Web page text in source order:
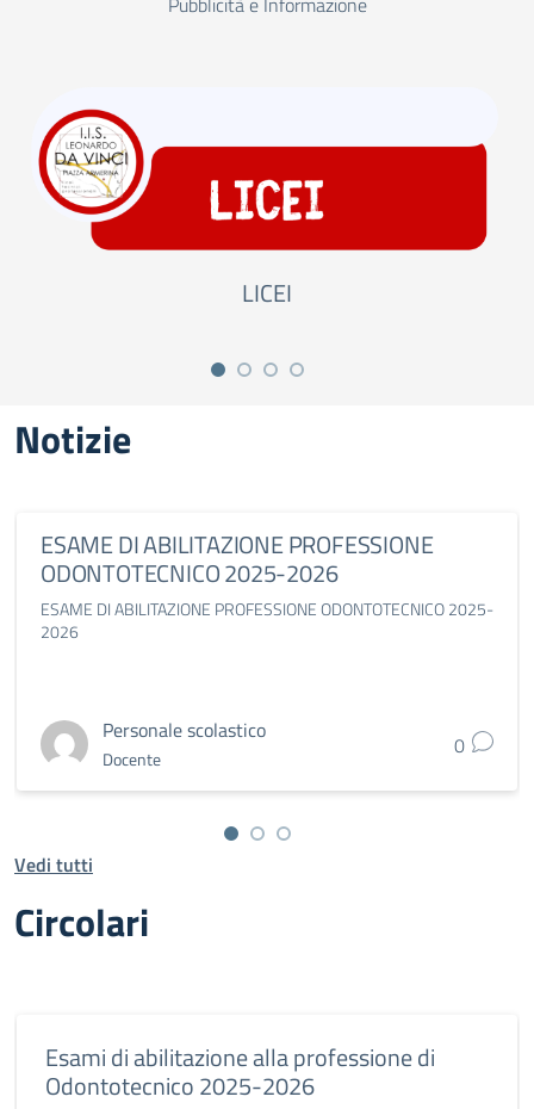
LICEI
Notizie
ESAME DI ABILITAZIONE PROFESSIONE
ODONTOTECNICO 2025-2026
ESAME DI ABILITAZIONE PROFESSIONE ODONTOTECNICO 2025-
2026
Personale scolastico
Docente 0
Vedi tutti
Circolari
Esami di abilitazione alla professione di
Odontotecnico 2025-2026